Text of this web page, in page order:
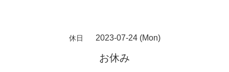
休日 2023-07-24 (Mon)
お休み